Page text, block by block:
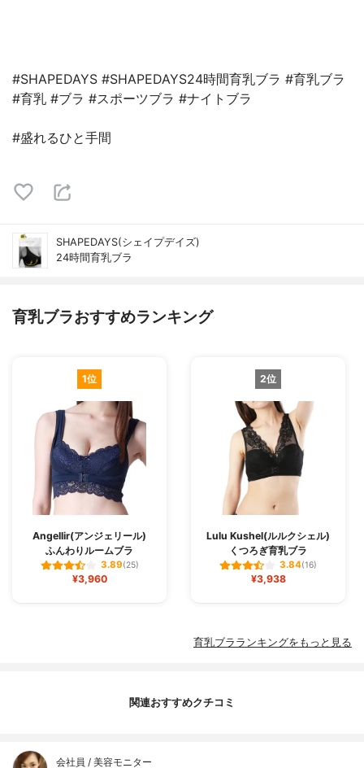
#SHAPEDAYS #SHAPEDAYS24時間育乳ブラ #育乳ブラ
#育乳 #ブラ #スポーツブラ #ナイトブラ
#盛れるひと手間
SHAPEDAYS(シェイプデイズ)
24時間育乳ブラ
育乳ブラおすすめランキング
1位
Angellir(アンジェリール)
ふんわりルームブラ
3.89(25)
¥3,960
2位
Lulu Kushel(ルルクシェル)
くつろぎ育乳ブラ
3.84(16)
¥3,938
育乳ブラランキングをもっと見る
関連おすすめクチコミ
会社員 / 美容モニター